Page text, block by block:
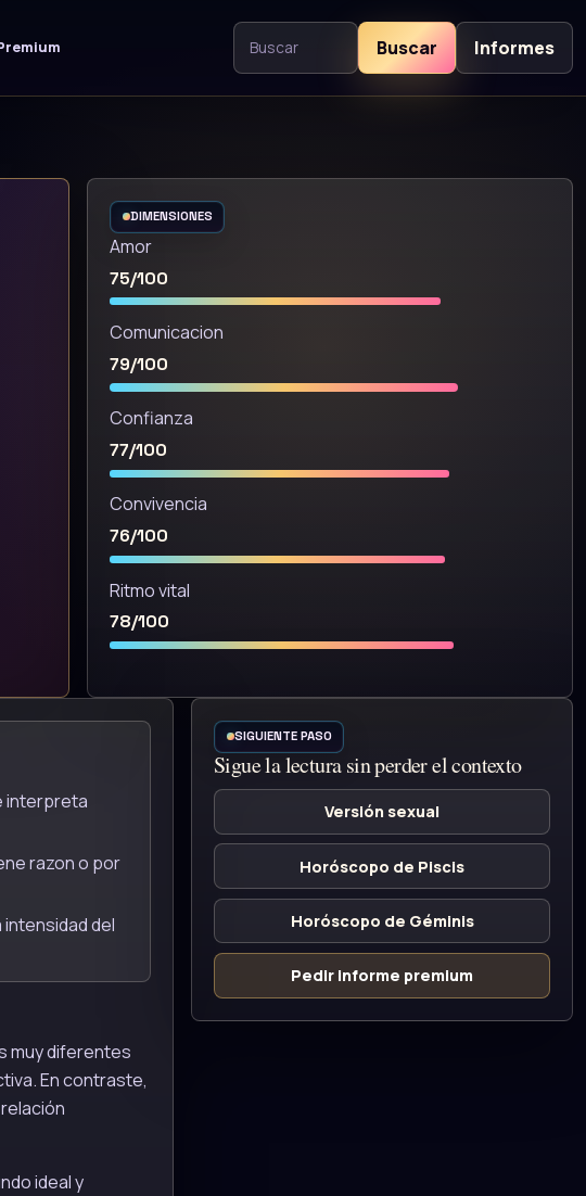
Buscar contenidoBuscar Informes
DIMENSIONES
Amor
75/100
Comunicacion
79/100
Confianza
77/100
Convivencia
76/100
Ritmo vital
78/100
interpreta
razon o por
intensidad del
muy diferentes
En contraste,
ideal y
SIGUIENTE PASO
Sigue la lectura sin perder el contexto
Versión sexual
Horóscopo de Piscis
Horóscopo de Géminis
Pedir informe premium